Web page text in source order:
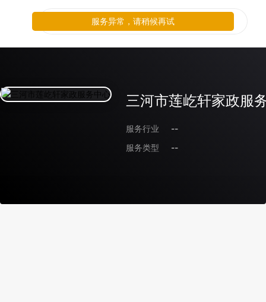
三河市莲屹轩家政服
服务行业
--
服务类型
--
服务异常，请稍候再试